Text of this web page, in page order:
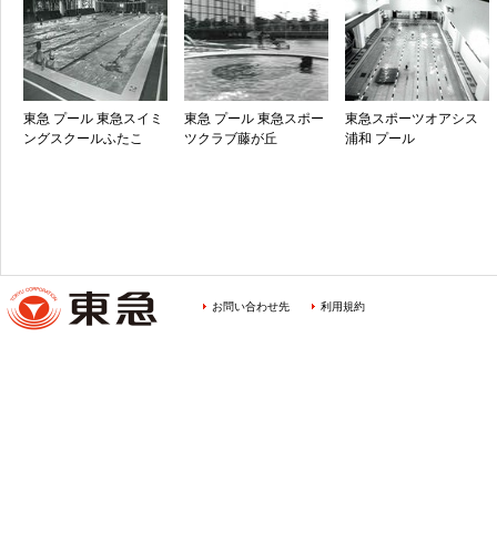
東急 プール 東急スイミ
ングスクールふたこ
東急 プール 東急スポー
ツクラブ藤が丘
東急スポーツオアシス
浦和 プール
お問い合わせ先 利用規約